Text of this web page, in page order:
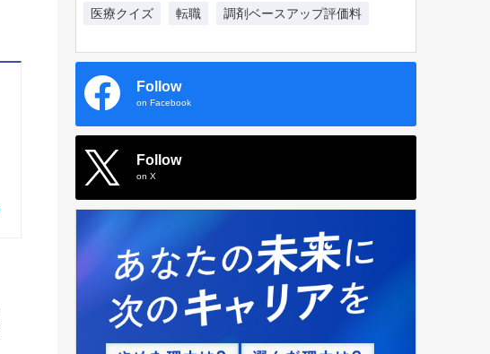
医療クイズ 転職 調剤ベースアップ評価料
Follow
on Facebook
Follow
on X